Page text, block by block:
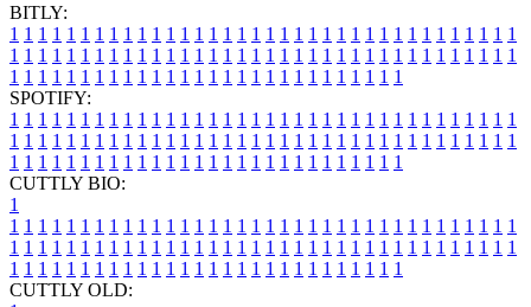
BITLY:
1 1 1 1 1 1 1 1 1 1 1 1 1 1 1 1 1 1 1 1 1 1 1 1 1 1 1 1 1 1 1 1 1 1 1 1
1 1 1 1 1 1 1 1 1 1 1 1 1 1 1 1 1 1 1 1 1 1 1 1 1 1 1 1 1 1 1 1 1 1 1 1
1 1 1 1 1 1 1 1 1 1 1 1 1 1 1 1 1 1 1 1 1 1 1 1 1 1 1 1
SPOTIFY:
1 1 1 1 1 1 1 1 1 1 1 1 1 1 1 1 1 1 1 1 1 1 1 1 1 1 1 1 1 1 1 1 1 1 1 1
1 1 1 1 1 1 1 1 1 1 1 1 1 1 1 1 1 1 1 1 1 1 1 1 1 1 1 1 1 1 1 1 1 1 1 1
1 1 1 1 1 1 1 1 1 1 1 1 1 1 1 1 1 1 1 1 1 1 1 1 1 1 1 1
CUTTLY BIO:
1
1 1 1 1 1 1 1 1 1 1 1 1 1 1 1 1 1 1 1 1 1 1 1 1 1 1 1 1 1 1 1 1 1 1 1 1
1 1 1 1 1 1 1 1 1 1 1 1 1 1 1 1 1 1 1 1 1 1 1 1 1 1 1 1 1 1 1 1 1 1 1 1
1 1 1 1 1 1 1 1 1 1 1 1 1 1 1 1 1 1 1 1 1 1 1 1 1 1 1 1
CUTTLY OLD: